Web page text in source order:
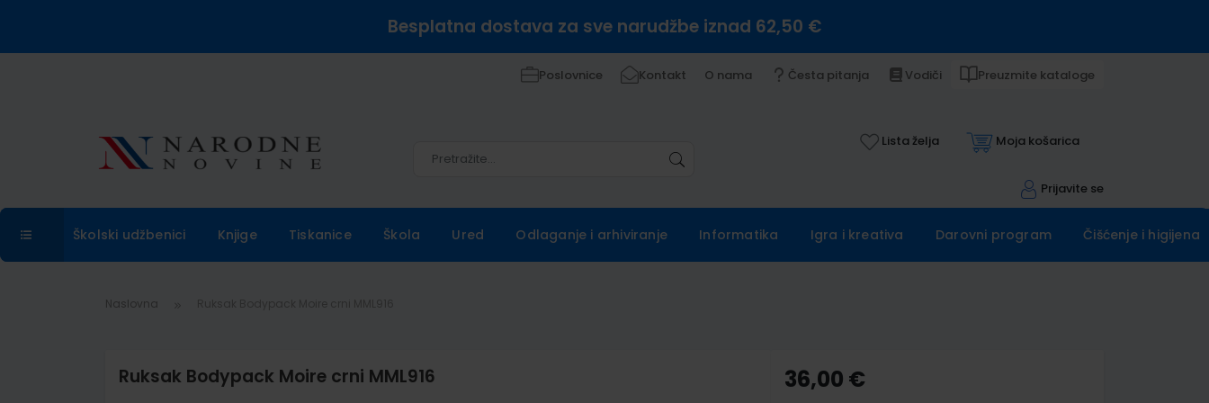
Besplatna dostava za sve narudžbe iznad 62,50 €
Poslovnice Kontakt O nama Česta pitanja Vodiči Preuzmite kataloge
Lista želja Moja košarica
Prijavite se
Školski udžbenici Knjige Tiskanice Škola Ured Odlaganje i arhiviranje Informatika Igra i kreativa Darovni program Čišćenje i higijena
Naslovna
Ruksak Bodypack Moire crni MML916 36,00 €